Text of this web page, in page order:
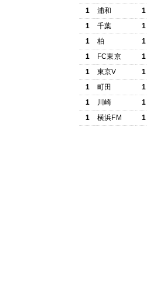
1
浦和 1
1
千葉 1
1
柏 1
1
FC東京 1
1
東京V 1
1
町田 1
1
川崎 1
1
横浜FM 1